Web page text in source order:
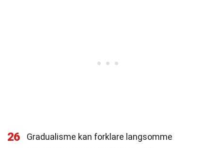
26
Gradualisme kan forklare langsomme